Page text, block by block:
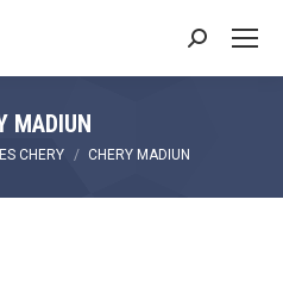
Search:
MADIUN
CHERY CHERY MADIUN